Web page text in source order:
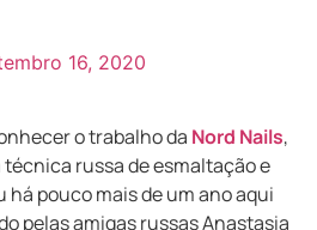
16, 2020
o trabalho da Nord Nails,
russa de esmaltação e
pouco mais de um ano aqui
pelas amigas russas Anastasia